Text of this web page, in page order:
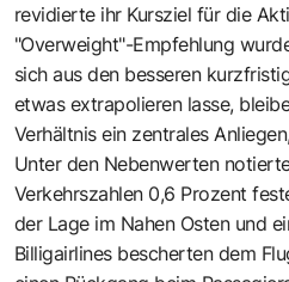
revidierte ihr Kursziel für die
"Overweight"-Empfehlung
sich aus den besseren
etwas extrapolieren lasse,
Verhältnis ein zentrales
Unter den Nebenwerten
Verkehrszahlen 0,6 Prozent
der Lage im Nahen Osten und
Billigairlines bescherten dem